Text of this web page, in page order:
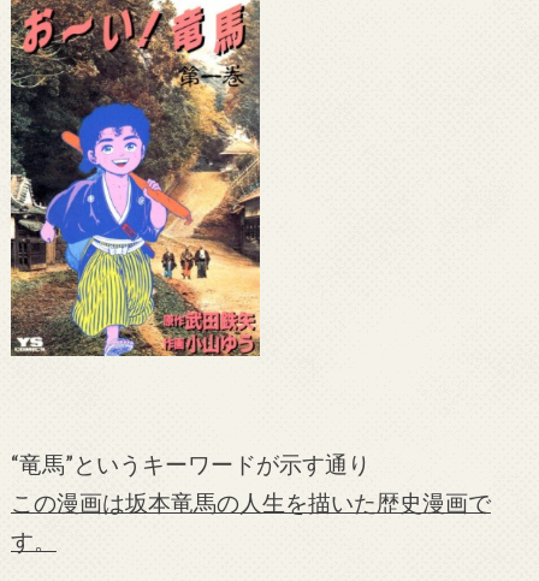
“竜馬”というキーワードが示す通り
この漫画は坂本竜馬の人生を描いた歴史漫画で
す。